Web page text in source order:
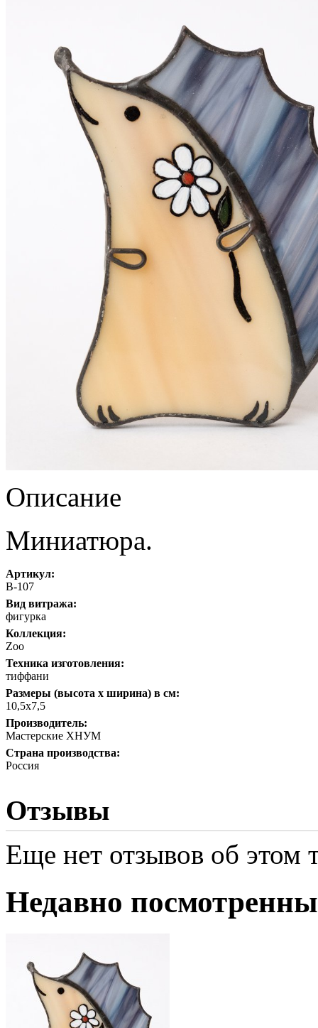
Описание
Миниатюра.
Артикул:
В-107
Вид витража:
фигурка
Коллекция:
Zoo
Техника изготовления:
тиффани
Размеры (высота х ширина) в см:
10,5х7,5
Производитель:
Мастерские ХНУМ
Страна производства:
Россия
Отзывы
Еще нет отзывов об этом
Недавно